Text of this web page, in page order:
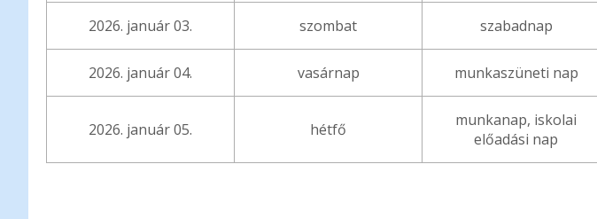
2026. január 03. szombat szabadnap
2026. január 04. vasárnap munkaszüneti nap
2026. január 05. hétfő
munkanap, iskolai
előadási nap